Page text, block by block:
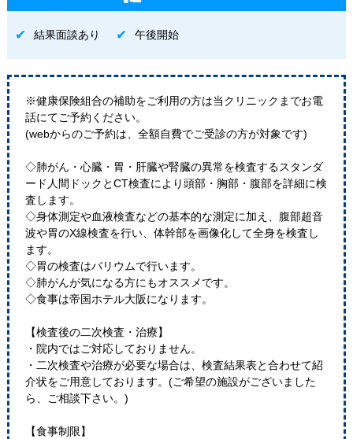
結果面談あり 午後開始
※健康保険組合の補助をご利用の方は当クリニックまでお電
話にてご予約ください。
(webからのご予約は、全額自費でご受診の方が対象です)
◇肺がん・心臓・胃・肝臓や腎臓の異常を検査するスタンダ
ード人間ドックとCT検査により頭部・胸部・腹部を詳細に検
査します。
◇身体測定や血液検査などの基本的な測定に加え、腹部超音
波や胃のX線検査を行い、体幹部を画像化して全身を検査し
ます。
◇胃の検査はバリウムで行います。
◇肺がんが気になる方にもオススメです。
◇食事は帝国ホテル大阪になります。
【検査後の二次検査・治療】
・院内ではご対応しておりません。
・二次検査や治療が必要な場合は、検査結果表と合わせて紹
介状をご用意しております。(ご希望の施設がございました
ら、ご相談下さい。)
【食事制限】